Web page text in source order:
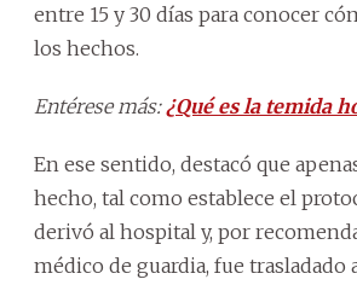
entre 15 y 30 días para conocer
los hechos.
Entérese más:¿Qué es la temida
En ese sentido, destacó que
hecho, tal como establece el
derivó al hospital y, por
médico de guardia, fue trasladado